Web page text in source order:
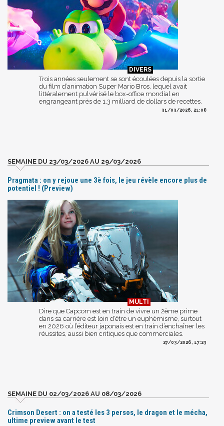
Trois années seulement se sont écoulées depuis la sortie
du film d’animation Super Mario Bros, lequel avait
littéralement pulvérisé le box-office mondial en
engrangeant près de 1,3 milliard de dollars de recettes.
31/03/2026, 21:08
SEMAINE DU 23/03/2026 AU 29/03/2026
Pragmata : on y rejoue une 3è fois, le jeu révèle encore plus de
potentiel ! (Preview)
Dire que Capcom est en train de vivre un 2ème prime
dans sa carrière est loin d’être un euphémisme, surtout
en 2026 où l’éditeur japonais est en train d’enchaîner les
réussites, aussi bien critiques que commerciales.
27/03/2026, 17:23
SEMAINE DU 02/03/2026 AU 08/03/2026
Crimson Desert : on a testé les 3 persos, le dragon et le mécha,
ultime preview avant le test